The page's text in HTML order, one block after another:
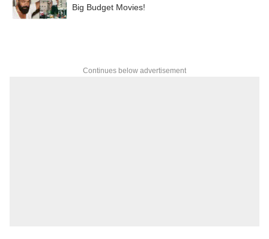
Big Budget Movies!
Continues below advertisement